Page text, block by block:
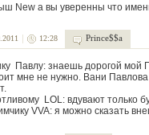
New а вы уверенны что
12:28 Prince$$a
Павлу: знаешь дорогой мой
мне не нужно. Вани
LOL: вдувают только
VVA: я можно сказать